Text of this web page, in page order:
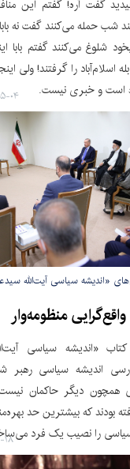
گفت آره! گفتم این
شب حمله می‌کنند گفت نه
شلوغ می‌کنند گفتم بابا
اسلام‌آباد را گرفتند! ولی
است و خبری نیست.
۱۴۰۵-
«اندیشه سیاسی آیت‌الله
واقع‌گرایی منظومه‌وار
کتاب «اندیشه سیاسی
اندیشه سیاسی رهبر
همچون دیگر حاکمان
بودند که بیشترین حد
را نصیب یک فرد